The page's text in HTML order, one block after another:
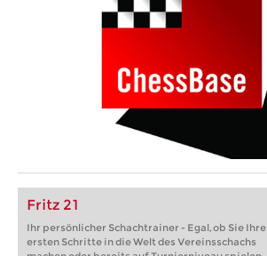
Fritz 21
Ihr persönlicher Schachtrainer - Egal, ob Sie Ihre
ersten Schritte in die Welt des Vereinsschachs